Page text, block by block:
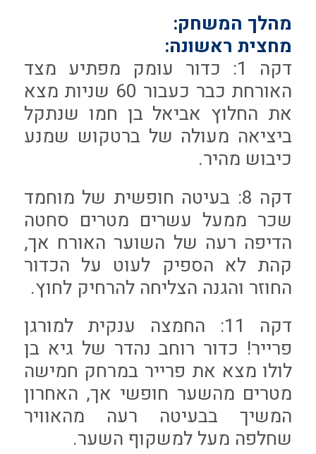
מהלך המשחק:
מחצית ראשונה:
דקה 1: כדור עומק מפתיע מצד
האורחת כבר כעבור 60 שניות מצא
את החלוץ אביאל בן חמו שנתקל
ביציאה מעולה של ברטקוש שמנע
כיבוש מהיר.
דקה 8: בעיטה חופשית של מוחמד
שכר ממעל עשרים מטרים סחטה
הדיפה רעה של השוער האורח אך,
קהת לא הספיק לעוט על הכדור
החוזר והגנה הצליחה להרחיק לחוץ.
דקה 11: החמצה ענקית למורגן
פרייר! כדור רוחב נהדר של גיא בן
לולו מצא את פרייר במרחק חמישה
מטרים מהשער חופשי אך, האחרון
המשיך בבעיטה רעה מהאוויר
שחלפה מעל למשקוף השער.